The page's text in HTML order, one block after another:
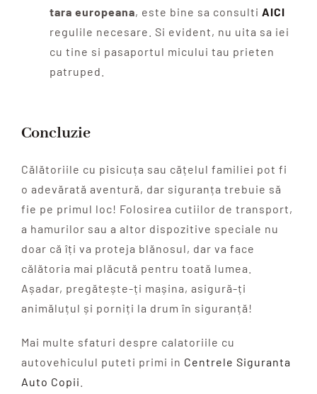
tara europeana, este bine sa consulti AICI
regulile necesare. Si evident, nu uita sa iei
cu tine si pasaportul micului tau prieten
patruped.
Concluzie
Călătoriile cu pisicuța sau cățelul familiei pot fi
o adevărată aventură, dar siguranța trebuie să
fie pe primul loc! Folosirea cutiilor de transport,
a hamurilor sau a altor dispozitive speciale nu
doar că îți va proteja blănosul, dar va face
călătoria mai plăcută pentru toată lumea.
Așadar, pregătește-ți mașina, asigură-ți
animăluțul și porniți la drum în siguranță!
Mai multe sfaturi despre calatoriile cu
autovehiculul puteti primi in Centrele Siguranta
Auto Copii